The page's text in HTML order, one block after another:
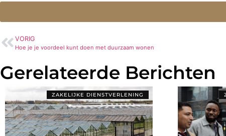
VORIG
Hoe je je voordeel kunt doen met duurzaam wonen
Gerelateerde Berichten
ZAKELIJKE DIENSTVERLENING